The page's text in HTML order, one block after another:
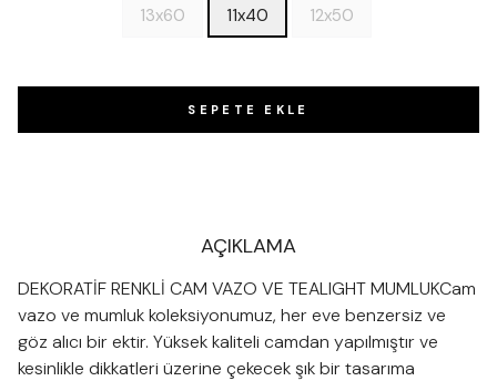
13x60 11x40 12x50
SEPETE EKLE
AÇIKLAMA
DEKORATİF RENKLİ CAM VAZO VE TEALIGHT MUMLUKCam
vazo ve mumluk koleksiyonumuz, her eve benzersiz ve
göz alıcı bir ektir. Yüksek kaliteli camdan yapılmıştır ve
kesinlikle dikkatleri üzerine çekecek şık bir tasarıma